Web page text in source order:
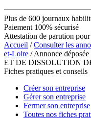
Plus de 600 journaux
Paiement 100% sécurisé
Attestation de parution
Accueil /Consulter les
et-Loire / Annonce
ET DE DISSOLUTION
Fiches pratiques et conseils
Créer son entreprise
Gérer son entreprise
Fermer son entreprise
Toutes nos fiches